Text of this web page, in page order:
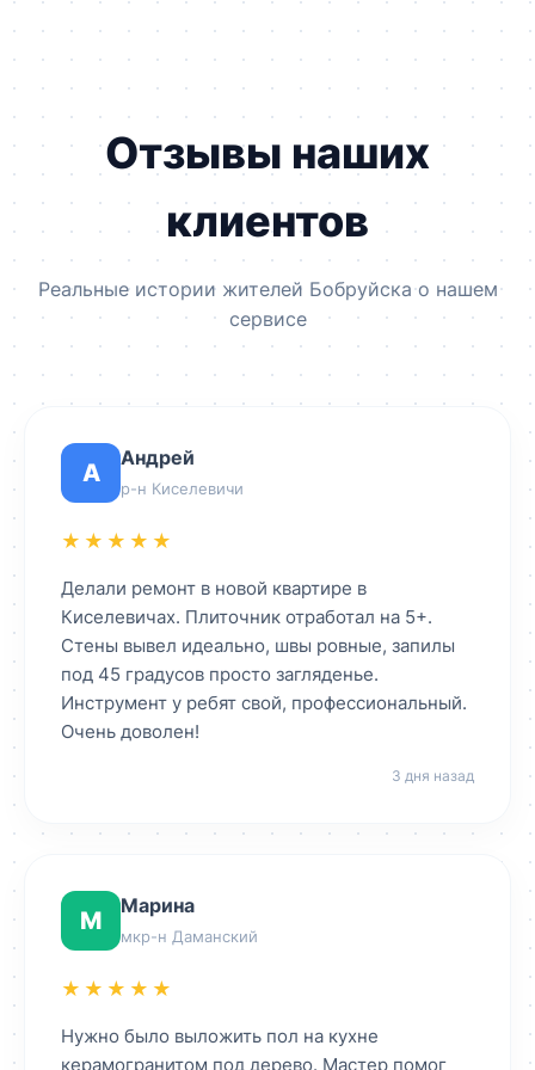
Отзывы наших
клиентов
Реальные истории жителей Бобруйска о нашем
сервисе
А
Андрей
р-н Киселевичи
★★★★★
Делали ремонт в новой квартире в
Киселевичах. Плиточник отработал на 5+.
Стены вывел идеально, швы ровные, запилы
под 45 градусов просто загляденье.
Инструмент у ребят свой, профессиональный.
Очень доволен!
3 дня назад
М
Марина
мкр-н Даманский
★★★★★
Нужно было выложить пол на кухне
керамогранитом под дерево. Мастер помог